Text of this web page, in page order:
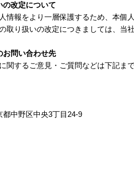
の改定について
情報をより一層保護するため、本
取り扱いの改定につきましては、当
お問い合わせ先
関するご意見・ご質問などは下記ま
都中野区中央3丁目24-9